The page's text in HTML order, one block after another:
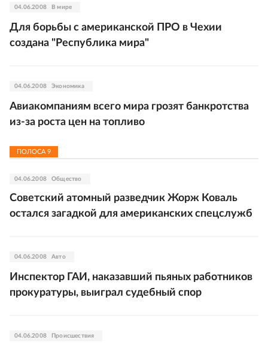
04.06.2008 В мире
Для борьбы с американской ПРО в Чехии
создана "Республика мира"
04.06.2008 Экономика
Авиакомпаниям всего мира грозят банкротства
из-за роста цен на топливо
ПОЛОСА 9
04.06.2008 Общество
Советский атомный разведчик Жорж Коваль
остался загадкой для американских спецслужб
04.06.2008 Авто
Инспектор ГАИ, наказавший пьяных работников
прокуратуры, выиграл судебный спор
04.06.2008 Происшествия